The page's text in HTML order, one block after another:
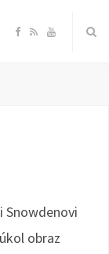
F R Y
Snowdenovi
obraz